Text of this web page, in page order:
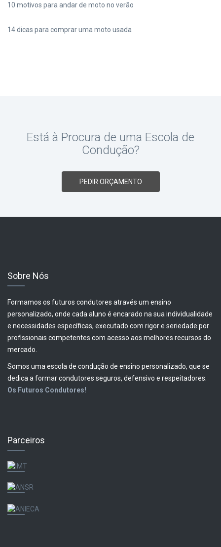
10 motivos para andar de moto no verão
14 dicas para comprar uma moto usada
Está à Procura de uma Escola de
Condução?
PEDIR ORÇAMENTO
Sobre Nós
Formamos os futuros condutores através um ensino
personalizado, onde cada aluno é encarado na sua individualidade
e necessidades específicas, executado com rigor e seriedade por
profissionais competentes com acesso aos melhores recursos do
mercado.
Somos uma escola de condução de ensino personalizado, que se
dedica a formar condutores seguros, defensivo e respeitadores:
Os Futuros Condutores!
Parceiros